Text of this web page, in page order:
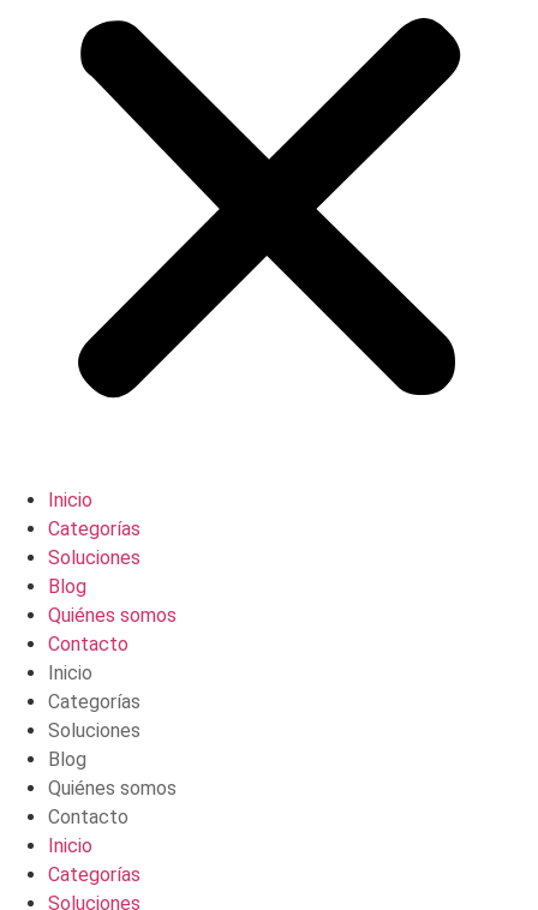
Inicio
Categorías
Soluciones
Blog
Quiénes somos
Contacto
Inicio
Categorías
Soluciones
Blog
Quiénes somos
Contacto
Inicio
Categorías
Soluciones